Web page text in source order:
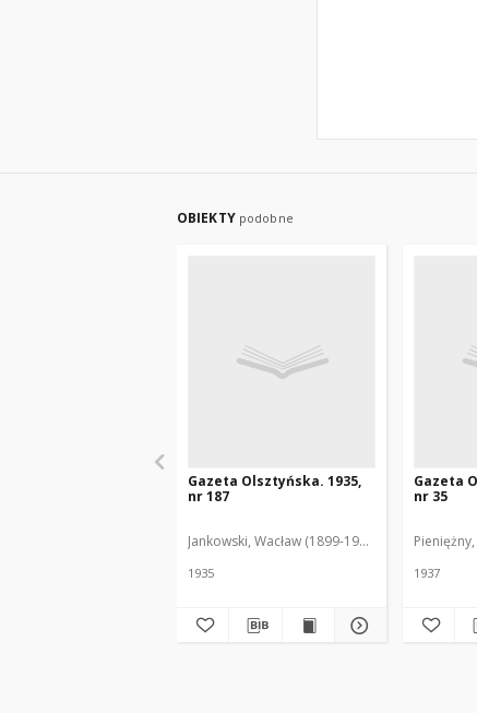
OBIEKTY podobne
Gazeta Olsztyńska. 1935,
nr 187
Jankowski, Wacław (1899-1975). Red.
1935
Gazeta
nr 35
Pieniężny,
1937